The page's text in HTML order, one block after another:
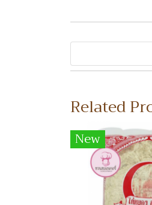
Related
New